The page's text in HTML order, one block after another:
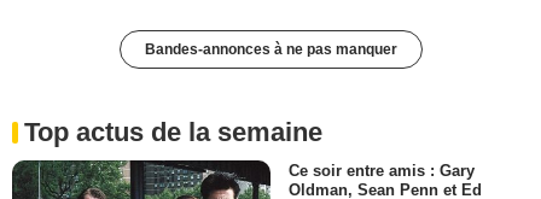
Bandes-annonces à ne pas manquer
Top actus de la semaine
Ce soir entre amis : Gary
Oldman, Sean Penn et Ed